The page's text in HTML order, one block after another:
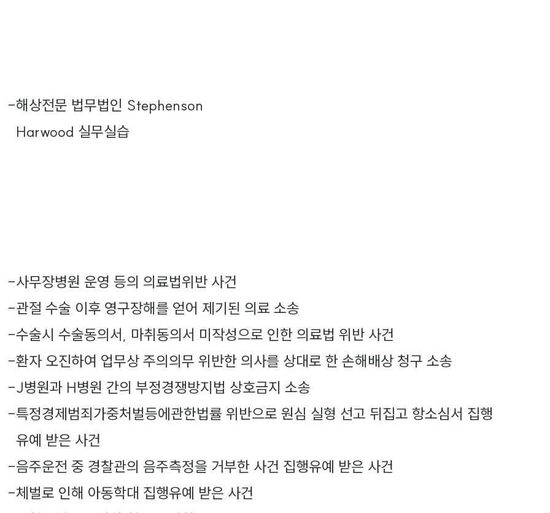
-해상전문 법무법인 Stephenson
Harwood 실무실습
-사무장병원 운영 등의 의료법위반 사건
-관절 수술 이후 영구장해를 얻어 제기된 의료 소송
-수술시 수술동의서, 마취동의서 미작성으로 인한 의료법 위반 사건
-환자 오진하여 업무상 주의의무 위반한 의사를 상대로 한 손해배상 청구 소송
-J병원과 H병원 간의 부정경쟁방지법 상호금지 소송
-특정경제범죄가중처벌등에관한법률 위반으로 원심 실형 선고 뒤집고 항소심서 집행
유예 받은 사건
-음주운전 중 경찰관의 음주측정을 거부한 사건 집행유예 받은 사건
-체벌로 인해 아동학대 집행유예 받은 사건